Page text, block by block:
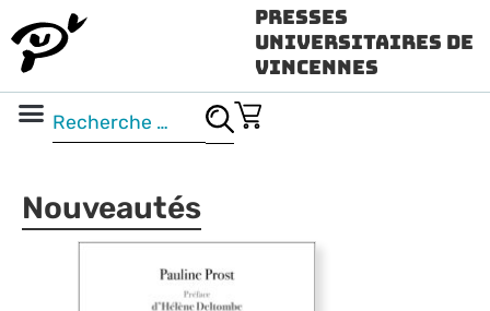
Presses
Universitaires de
Vincennes
Nouveautés